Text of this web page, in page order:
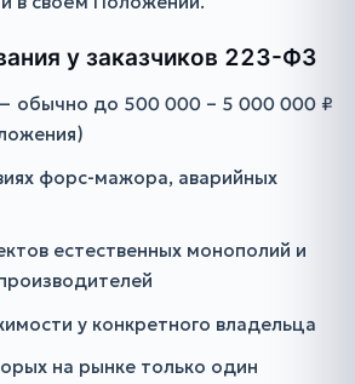
у заказчиков 223-ФЗ
обычно до 500 000 – 5 000 000 ₽
форс-мажора, аварийных
естественных монополий и
у конкретного владельца
на рынке только один